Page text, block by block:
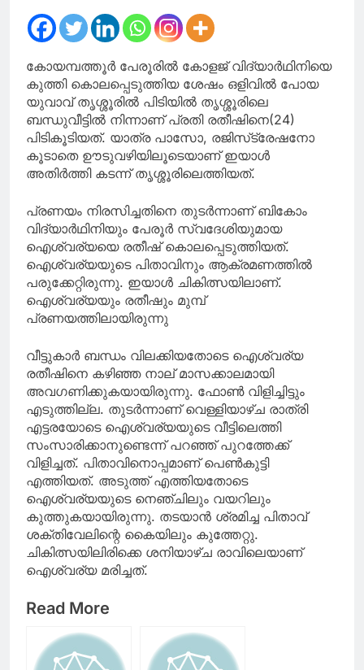
ഹാജരായി
കോയമ്പത്തൂർ പേരൂരിൽ കോളജ് വിദ്യാർഥിനിയെ
കുത്തി കൊലപ്പെടുത്തിയ ശേഷം ഒളിവിൽ പോയ
യുവാവ് തൃശ്ശൂരിൽ പിടിയിൽ തൃശ്ശൂരിലെ
ബന്ധുവീട്ടിൽ നിന്നാണ് പ്രതി രതീഷിനെ(24)
പിടികൂടിയത്. യാത്ര പാസോ, രജിസ്‌ട്രേഷനോ
കൂടാതെ ഊടുവഴിയിലൂടെയാണ് ഇയാൾ
അതിർത്തി കടന്ന് തൃശ്ശൂരിലെത്തിയത്.
പ്രണയം നിരസിച്ചതിനെ തുടർന്നാണ് ബികോം
വിദ്യാർഥിനിയും പേരൂർ സ്വദേശിയുമായ
ഐശ്വര്യയെ രതീഷ് കൊലപ്പെടുത്തിയത്.
ഐശ്വര്യയുടെ പിതാവിനും ആക്രമണത്തിൽ
പരുക്കേറ്റിരുന്നു. ഇയാൾ ചികിത്സയിലാണ്.
ഐശ്വര്യയും രതീഷും മുമ്പ്
പ്രണയത്തിലായിരുന്നു
വീട്ടുകാർ ബന്ധം വിലക്കിയതോടെ ഐശ്വര്യ
രതീഷിനെ കഴിഞ്ഞ നാല് മാസക്കാലമായി
അവഗണിക്കുകയായിരുന്നു. ഫോൺ വിളിച്ചിട്ടും
എടുത്തില്ല. തുടർന്നാണ് വെള്ളിയാഴ്ച രാത്രി
എട്ടരയോടെ ഐശ്വര്യയുടെ വീട്ടിലെത്തി
സംസാരിക്കാനുണ്ടെന്ന് പറഞ്ഞ് പുറത്തേക്ക്
വിളിച്ചത്. പിതാവിനൊപ്പമാണ് പെൺകുട്ടി
എത്തിയത്. അടുത്ത് എത്തിയതോടെ
ഐശ്വര്യയുടെ നെഞ്ചിലും വയറിലും
കുത്തുകയായിരുന്നു. തടയാൻ ശ്രമിച്ച പിതാവ്
ശക്തിവേലിന്റെ കൈയിലും കുത്തേറ്റു.
ചികിത്സയിലിരിക്കെ ശനിയാഴ്ച രാവിലെയാണ്
ഐശ്വര്യ മരിച്ചത്.
Read More